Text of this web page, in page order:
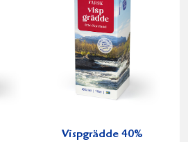
Vispgrädde 40%